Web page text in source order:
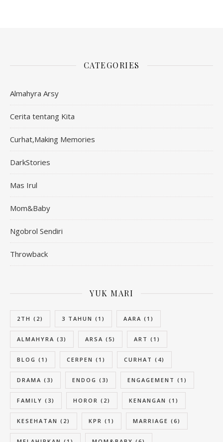
CATEGORIES
Almahyra Arsy
Cerita tentang Kita
Curhat,Making Memories
DarkStories
Mas Irul
Mom&Baby
Ngobrol Sendiri
Throwback
YUK MARI
2TH (2) 3 TAHUN (1) AARA (1)
ALMAHYRA (3) ARSA (5) ART (1)
BLOG (1) CERPEN (1) CURHAT (4)
DRAMA (3) ENDOG (3) ENGAGEMENT (1)
FAMILY (3) HOROR (2) KENANGAN (1)
KESEHATAN (2) KPR (1) MARRIAGE (6)